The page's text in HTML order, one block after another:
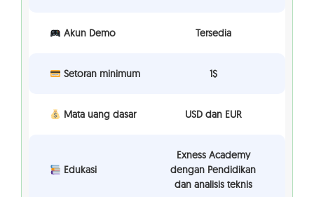
Akun Demo Tersedia
Setoran minimum 1$
Mata uang dasar USD dan EUR
Edukasi
Exness Academy
dengan Pendidikan
dan analisis teknis